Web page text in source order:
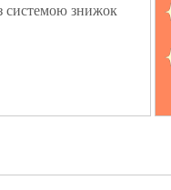
системою знижок